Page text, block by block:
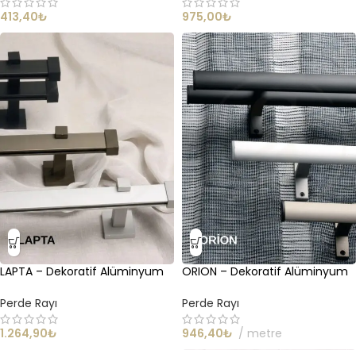
413,40₺ 975,00₺
LAPTA – Dekoratif Alüminyum
Perde Rayı
1.264,90₺
ORION – Dekoratif Alüminyum
Perde Rayı
946,40₺ metre